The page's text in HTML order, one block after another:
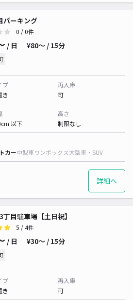
パーキング
0 / 0件
/ 日 ¥80〜 / 15分
プ
き
再入庫
可
以下
高さ
制限なし
カー中型車ワンボックス大型車・SUV
詳細へ
目駐車場【土日祝】
5 / 4件
/ 日 ¥30〜 / 15分
プ
き
再入庫
可